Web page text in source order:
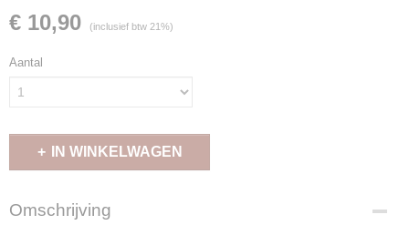
€ 10,90 (inclusief btw 21%)
Aantal
IN WINKELWAGEN
Omschrijving